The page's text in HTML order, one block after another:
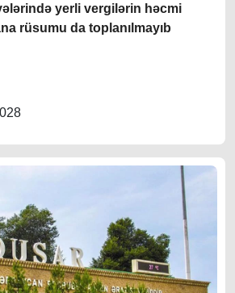
yerli vergilərin həcmi
rüsumu da toplanılmayıb